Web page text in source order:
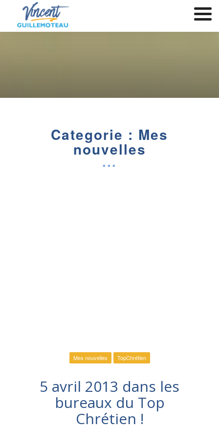
Categorie : Mes
nouvelles
Mes nouvelles TopChrétien
5 avril 2013 dans les
bureaux du Top
Chrétien !